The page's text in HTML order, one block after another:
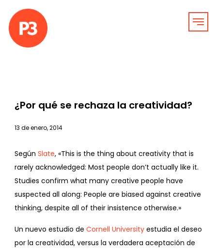
¿Por qué se rechaza la creatividad?
13 de enero, 2014
Según Slate, «This is the thing about creativity that is
rarely acknowledged: Most people don’t actually like it.
Studies confirm what many creative people have
suspected all along: People are biased against creative
thinking, despite all of their insistence otherwise.»
Un nuevo estudio de Cornell University estudia el deseo
por la creatividad, versus la verdadera aceptación de